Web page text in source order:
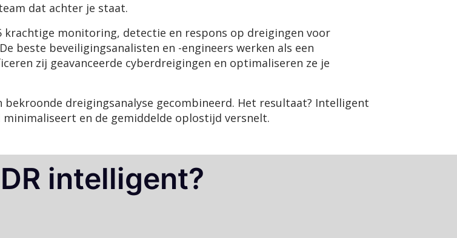
dat achter je staat.
monitoring, detectie en respons op dreigingen voor
beste beveiligingsanalisten en -engineers werken als een
zij geavanceerde cyberdreigingen en optimaliseren ze je
dreigingsanalyse gecombineerd. Het resultaat? Intelligent
en de gemiddelde oplostijd versnelt.
intelligent?